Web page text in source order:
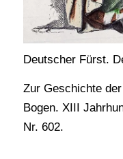
Deutscher Fürst.
Zur Geschichte
Bogen. XIII
Nr. 602.